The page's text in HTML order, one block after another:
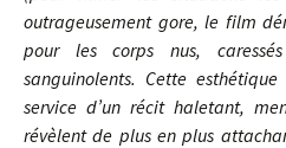
outrageusement gore, le film
pour les corps nus,
sanguinolents. Cette
service d’un récit haletant,
révèlent de plus en plus